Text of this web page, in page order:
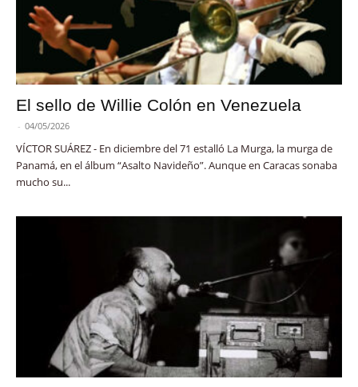
El sello de Willie Colón en Venezuela
- 04/05/2026
VÍCTOR SUÁREZ - En diciembre del 71 estalló La Murga, la murga de
Panamá, en el álbum “Asalto Navideño”. Aunque en Caracas sonaba
mucho su...